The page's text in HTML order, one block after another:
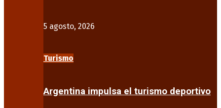
5 agosto, 2026
Turismo
Argentina impulsa el turismo deportivo